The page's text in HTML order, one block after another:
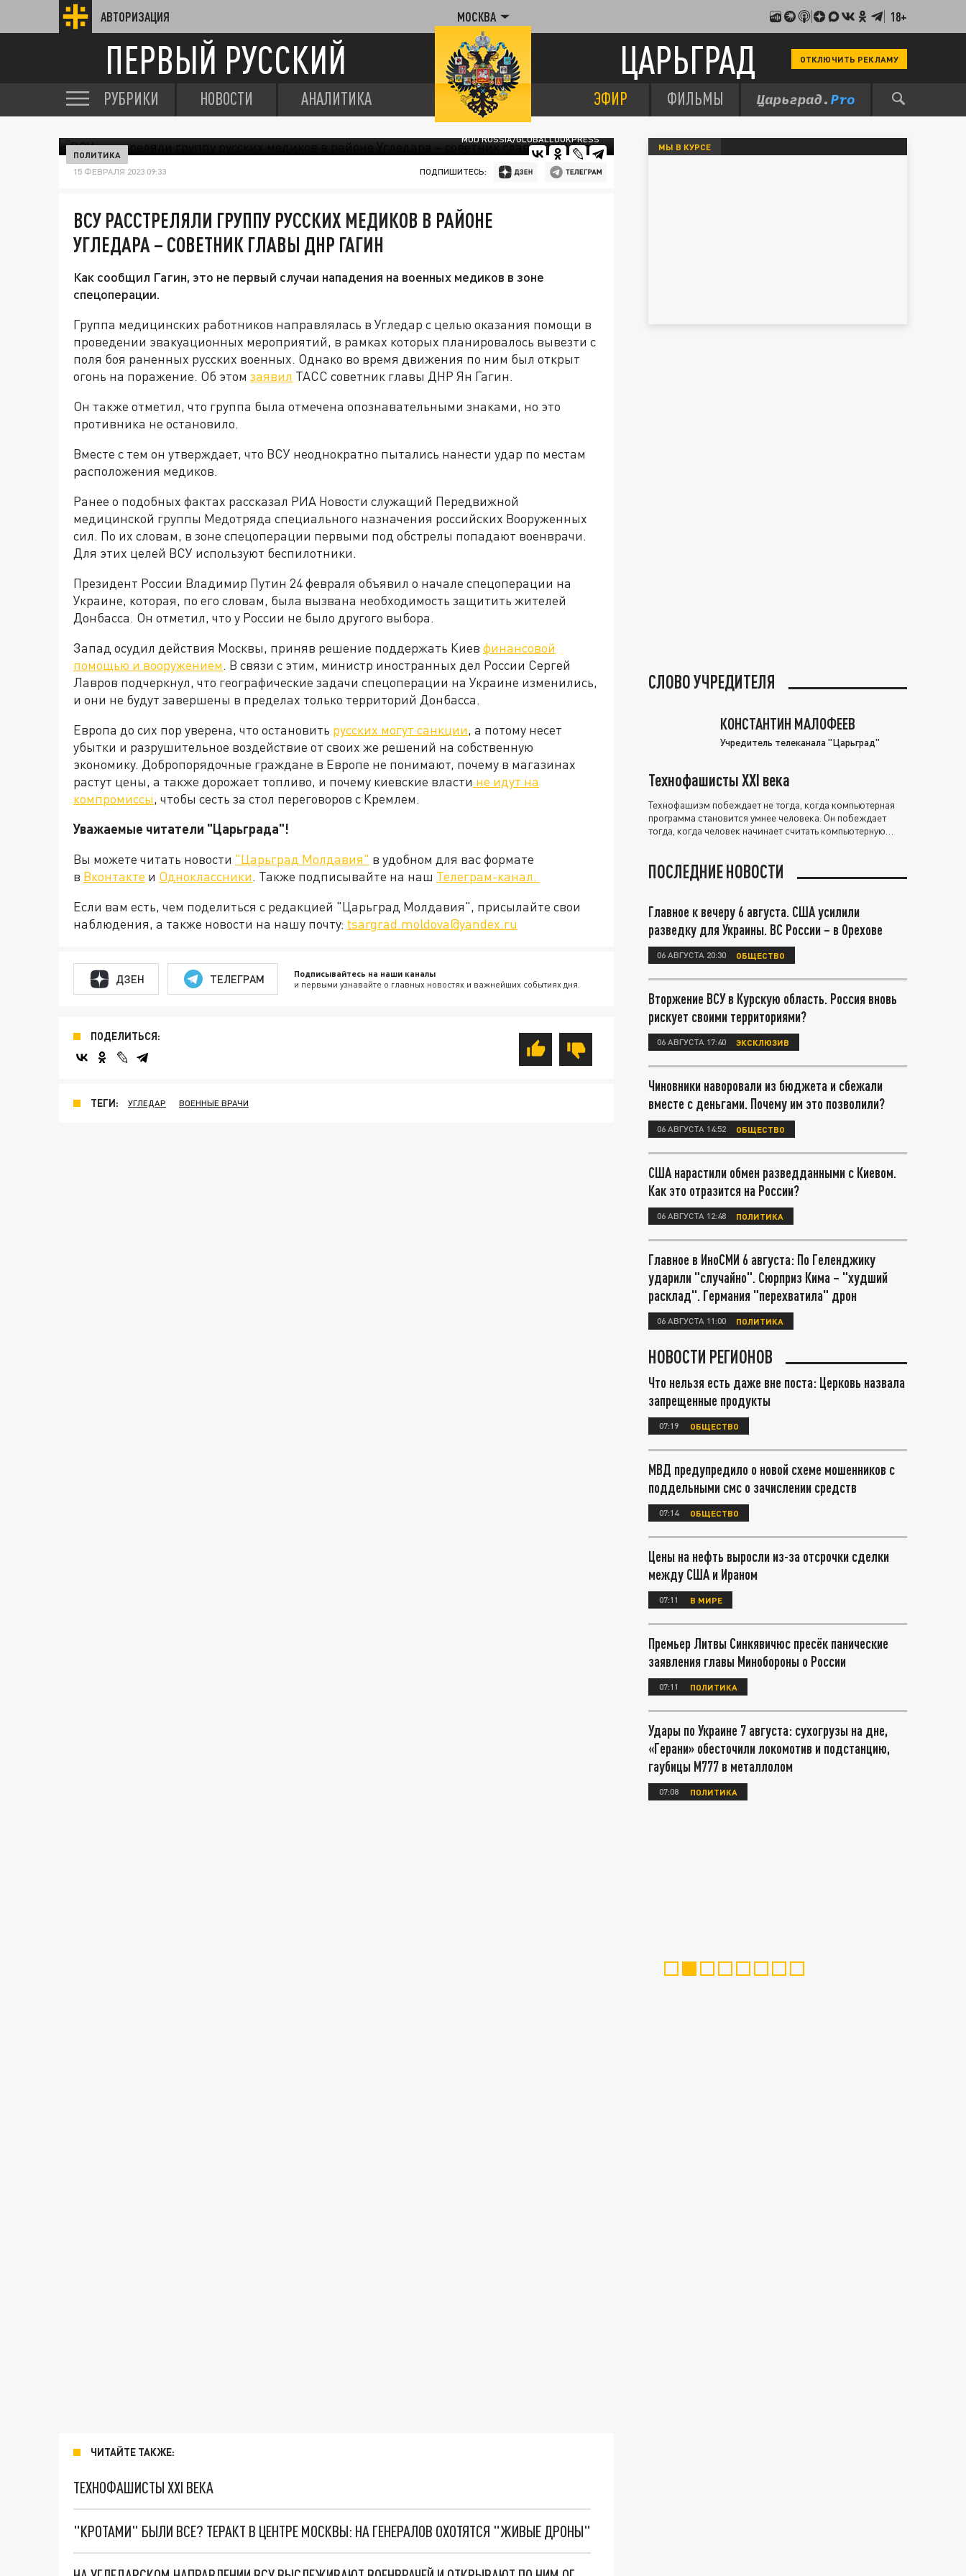
АВТОРИЗАЦИЯ МОСКВА 18+
ПЕРВЫЙ РУССКИЙ ЦАРЬГРАД ОТКЛЮЧИТЬ РЕКЛАМУ
РУБРИКИ НОВОСТИ АНАЛИТИКА ЭФИР ФИЛЬМЫ
MOD RUSSIA/GLOBALLOOKPRESS
ПОЛИТИКА
15 ФЕВРАЛЯ 2023 09:33 ПОДПИШИТЕСЬ:
ВСУ РАССТРЕЛЯЛИ ГРУППУ РУССКИХ МЕДИКОВ В РАЙОНЕ
УГЛЕДАРА – СОВЕТНИК ГЛАВЫ ДНР ГАГИН
Как сообщил Гагин, это не первый случаи нападения на военных медиков в зоне
спецоперации.
Группа медицинских работников направлялась в Угледар с целью оказания помощи в
проведении эвакуационных мероприятий, в рамках которых планировалось вывезти с
поля боя раненных русских военных. Однако во время движения по ним был открыт
огонь на поражение. Об этом заявил ТАСС советник главы ДНР Ян Гагин.
Он также отметил, что группа была отмечена опознавательными знаками, но это
противника не остановило.
Вместе с тем он утверждает, что ВСУ неоднократно пытались нанести удар по местам
расположения медиков.
Ранее о подобных фактах рассказал РИА Новости служащий Передвижной
медицинской группы Медотряда специального назначения российских Вооруженных
сил. По их словам, в зоне спецоперации первыми под обстрелы попадают военврачи.
Для этих целей ВСУ используют беспилотники.
Президент России Владимир Путин 24 февраля объявил о начале спецоперации на
Украине, которая, по его словам, была вызвана необходимость защитить жителей
Донбасса. Он отметил, что у России не было другого выбора.
Запад осудил действия Москвы, приняв решение поддержать Киев финансовой
помощью и вооружением. В связи с этим, министр иностранных дел России Сергей
Лавров подчеркнул, что географические задачи спецоперации на Украине изменились,
и они не будут завершены в пределах только территорий Донбасса.
Европа до сих пор уверена, что остановить русских могут санкции, а потому несет
убытки и разрушительное воздействие от своих же решений на собственную
экономику. Добропорядочные граждане в Европе не понимают, почему в магазинах
растут цены, а также дорожает топливо, и почему киевские власти не идут на
компромиссы, чтобы сесть за стол переговоров с Кремлем.
Уважаемые читатели "Царьграда"!
Вы можете читать новости "Царьград Молдавия" в удобном для вас формате
в Вконтакте и Одноклассники. Также подписывайте на наш Телеграм-канал.
Если вам есть, чем поделиться с редакцией "Царьград Молдавия", присылайте свои
наблюдения, а также новости на нашу почту: tsargrad.moldova@yandex.ru
ДЗЕН ТЕЛЕГРАМ Подписывайтесь на наши каналы
и первыми узнавайте о главных новостях и важнейших событиях дня.
ПОДЕЛИТЬСЯ:
ТЕГИ: УГЛЕДАР ВОЕННЫЕ ВРАЧИ
ЧИТАЙТЕ ТАКЖЕ:
ТЕХНОФАШИСТЫ XXI ВЕКА
"КРОТАМИ" БЫЛИ ВСЕ? ТЕРАКТ В ЦЕНТРЕ МОСКВЫ: НА ГЕНЕРАЛОВ ОХОТЯТСЯ "ЖИВЫЕ ДРОНЫ"
МЫ В КУРСЕ
СЛОВО УЧРЕДИТЕЛЯ
КОНСТАНТИН МАЛОФЕЕВ
Учредитель телеканала "Царьград"
Технофашисты XXI века
Технофашизм побеждает не тогда, когда компьютерная
программа становится умнее человека. Он побеждает
тогда, когда человек начинает считать компьютерную
ПОСЛЕДНИЕ НОВОСТИ
Главное к вечеру 6 августа. США усилили
разведку для Украины. ВС России – в Орехове
06 АВГУСТА 20:30 ОБЩЕСТВО
Вторжение ВСУ в Курскую область. Россия вновь
рискует своими территориями?
06 АВГУСТА 17:40 ЭКСКЛЮЗИВ
Чиновники наворовали из бюджета и сбежали
вместе с деньгами. Почему им это позволили?
06 АВГУСТА 14:52 ОБЩЕСТВО
США нарастили обмен разведданными с Киевом.
Как это отразится на России?
06 АВГУСТА 12:48 ПОЛИТИКА
Главное в ИноСМИ 6 августа: По Геленджику
ударили "случайно". Сюрприз Кима – "худший
расклад". Германия "перехватила" дрон
06 АВГУСТА 11:00 ПОЛИТИКА
НОВОСТИ РЕГИОНОВ
Что нельзя есть даже вне поста: Церковь назвала
запрещенные продукты
07:19 ОБЩЕСТВО
МВД предупредило о новой схеме мошенников с
поддельными смс о зачислении средств
07:14 ОБЩЕСТВО
Цены на нефть выросли из-за отсрочки сделки
между США и Ираном
07:11 В МИРЕ
Премьер Литвы Синкявичюс пресёк панические
заявления главы Минобороны о России
07:11 ПОЛИТИКА
Удары по Украине 7 августа: сухогрузы на дне,
«Герани» обесточили локомотив и подстанцию,
гаубицы М777 в металлолом
07:08 ПОЛИТИКА